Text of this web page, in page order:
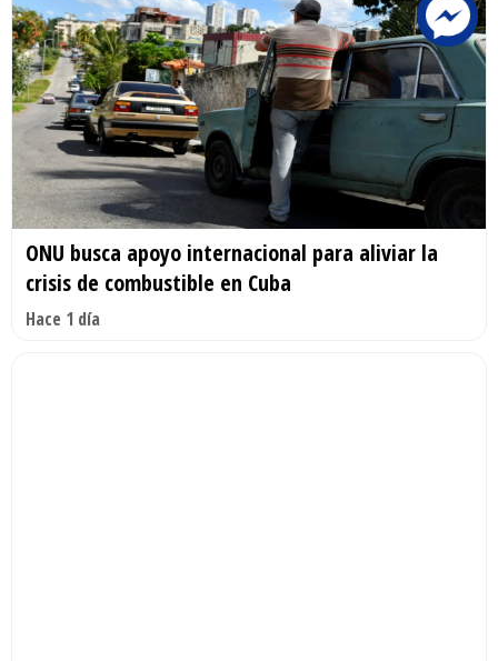
ONU busca apoyo internacional para aliviar la
crisis de combustible en Cuba
Hace 1 día